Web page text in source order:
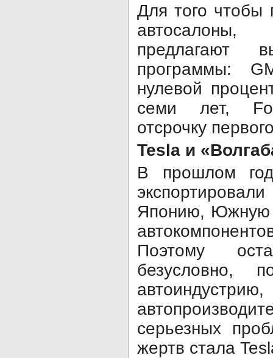
Для того чтобы
автосалоны,
предлагают
программы:
нулевой
семи лет,
отсрочку
Tesla и
В прошлом
Японию, Южную
Поэтому
безусловно,
серьезных
жертв стала